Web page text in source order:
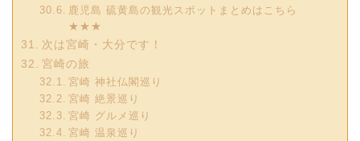
鹿児島 硫黄島の観光スポットまとめはこちら
★★★
次は宮崎・大分です！
宮崎の旅
宮崎 神社仏閣巡り
宮崎 絶景巡り
宮崎 グルメ巡り
宮崎 温泉巡り